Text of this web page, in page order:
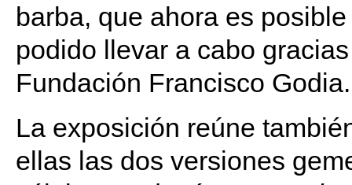
barba, que ahora es
podido llevar a cabo
Fundación Francisco Godia.
La exposición reúne
ellas las dos versiones